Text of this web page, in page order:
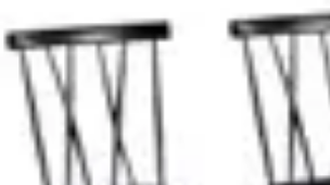
ErgonomiePostureTendances ÉquipementSanté
ErgoFocus